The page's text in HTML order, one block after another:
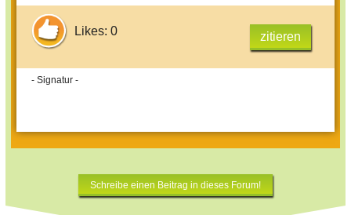
Likes: 0 zitieren
- Signatur -
Schreibe einen Beitrag in dieses Forum!